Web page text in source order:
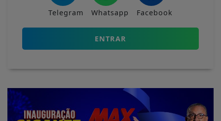
Telegram Whatsapp Facebook
ENTRAR